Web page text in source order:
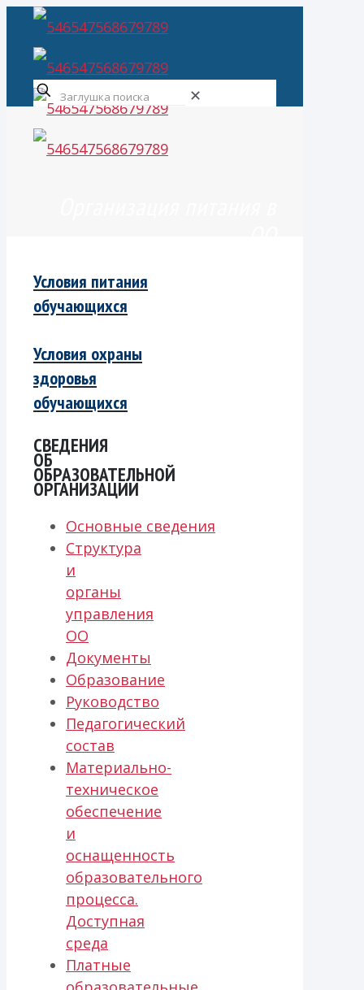
✕
Условия питания
обучающихся
Условия охраны
здоровья
обучающихся
СВЕДЕНИЯ
ОБ
ОБРАЗОВАТЕЛЬНОЙ
ОРГАНИЗАЦИИ
Основные сведения
Структура
и
органы
управления
ОО
Документы
Образование
Руководство
Педагогический
состав
Материально-
техническое
обеспечение
и
оснащенность
образовательного
процесса.
Доступная
среда
Платные